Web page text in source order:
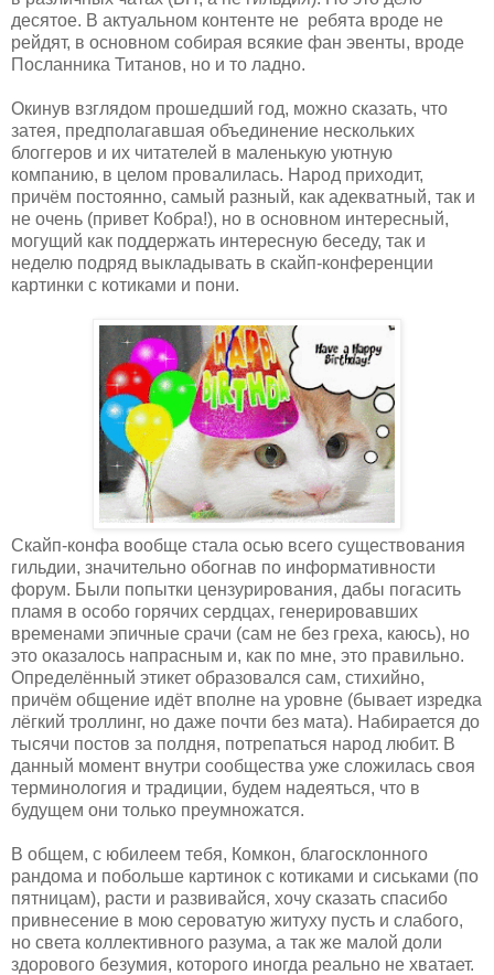
десятое. В актуальном контенте не ребята вроде не
рейдят, в основном собирая всякие фан эвенты, вроде
Посланника Титанов, но и то ладно.
Окинув взглядом прошедший год, можно сказать, что
затея, предполагавшая объединение нескольких
блоггеров и их читателей в маленькую уютную
компанию, в целом провалилась. Народ приходит,
причём постоянно, самый разный, как адекватный, так и
не очень (привет Кобра!), но в основном интересный,
могущий как поддержать интересную беседу, так и
неделю подряд выкладывать в скайп-конференции
картинки с котиками и пони.
Скайп-конфа вообще стала осью всего существования
гильдии, значительно обогнав по информативности
форум. Были попытки цензурирования, дабы погасить
пламя в особо горячих сердцах, генерировавших
временами эпичные срачи (сам не без греха, каюсь), но
это оказалось напрасным и, как по мне, это правильно.
Определённый этикет образовался сам, стихийно,
причём общение идёт вполне на уровне (бывает изредка
лёгкий троллинг, но даже почти без мата). Набирается до
тысячи постов за полдня, потрепаться народ любит. В
данный момент внутри сообщества уже сложилась своя
терминология и традиции, будем надеяться, что в
будущем они только преумножатся.
В общем, с юбилеем тебя, Комкон, благосклонного
рандома и побольше картинок с котиками и сиськами (по
пятницам), расти и развивайся, хочу сказать спасибо
привнесение в мою сероватую житуху пусть и слабого,
но света коллективного разума, а так же малой доли
здорового безумия, которого иногда реально не хватает.